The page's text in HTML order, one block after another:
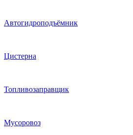
Автогидроподъёмник
Цистерна
Топливозаправщик
Мусоровоз